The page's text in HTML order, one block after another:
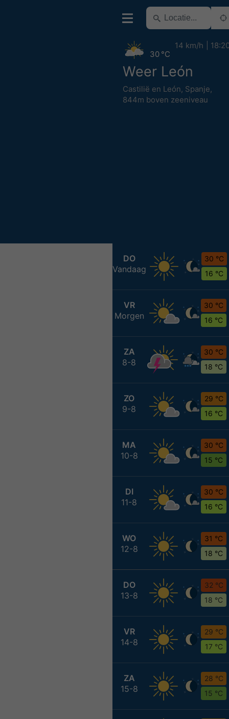
Weer León
Castilië en León, Spanje,
844m boven zeeniveau
30 °C
14 km/h
DO
Vandaag
30 °C
16 °C
VR
Morgen
30 °C
16 °C
ZA
8-8
30 °C
18 °C
ZO
9-8
29 °C
16 °C
MA
10-8
30 °C
15 °C
DI
11-8
30 °C
16 °C
WO
12-8
31 °C
18 °C
DO
13-8
32 °C
18 °C
VR
14-8
29 °C
17 °C
ZA
15-8
28 °C
15 °C